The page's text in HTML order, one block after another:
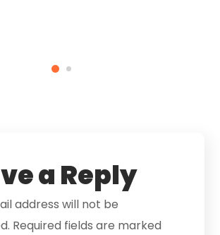
a Reply
address will not be
Required fields are marked